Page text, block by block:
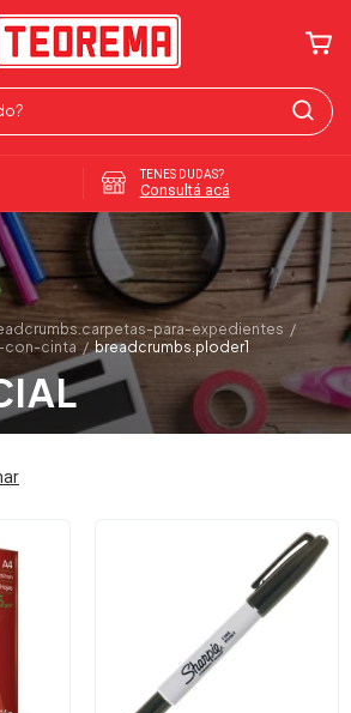
TENES DUDAS?
Consultá acá
para-expedientes /
con-cinta / breadcrumbs.ploder1